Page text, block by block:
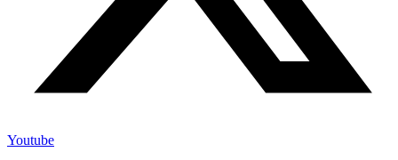
Youtube